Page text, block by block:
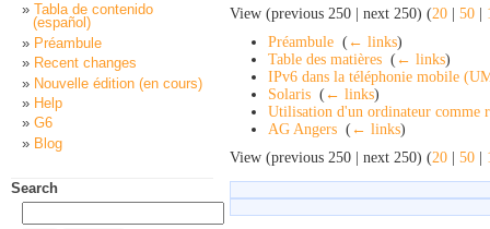
View (previous 250 | next 250) (20 | 50 |
Préambule ( ← links)
Table des matières ( ← links)
IPv6 dans la téléphonie mobile
Solaris ( ← links)
Utilisation d'un ordinateur comme
AG Angers ( ← links)
View (previous 250 | next 250) (20 | 50 |
Tabla de contenido
(español)
Préambule
Recent changes
Nouvelle édition (en cours)
Help
G6
Blog
Search